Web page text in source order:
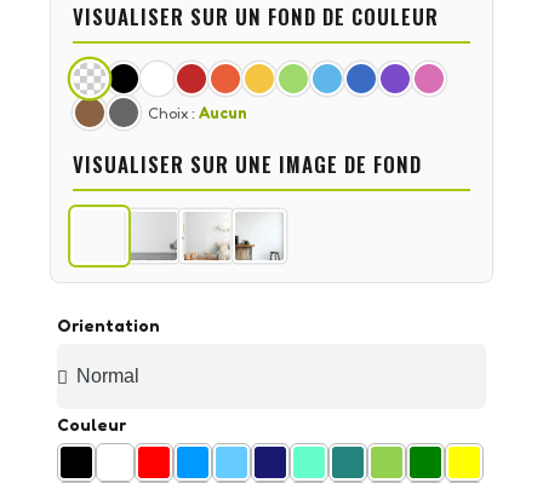
Orientation
Couleur
VISUALISER SUR UN FOND DE COULEUR
Choix : Aucun
VISUALISER SUR UNE IMAGE DE FOND